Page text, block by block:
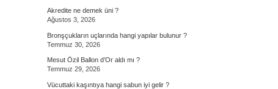
Akredite ne demek üni ?
Ağustos 3, 2026
Bronşçukların uçlarında hangi yapılar bulunur ?
Temmuz 30, 2026
Mesut Özil Ballon d’Or aldı mı ?
Temmuz 29, 2026
Vücuttaki kaşıntıya hangi sabun iyi gelir ?